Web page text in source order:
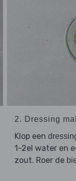
2. Dressing
Klop een
1-2el water en
zout. Roer de